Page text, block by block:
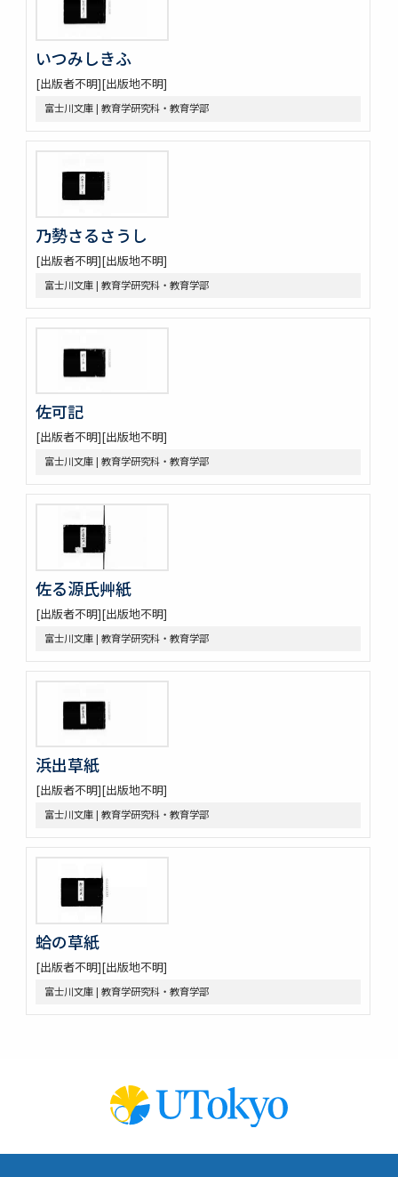
いつみしきふ
[出版者不明][出版地不明]
富士川文庫 | 教育学研究科・教育学部
乃勢さるさうし
[出版者不明][出版地不明]
富士川文庫 | 教育学研究科・教育学部
佐可記
[出版者不明][出版地不明]
富士川文庫 | 教育学研究科・教育学部
佐る源氏艸紙
[出版者不明][出版地不明]
富士川文庫 | 教育学研究科・教育学部
浜出草紙
[出版者不明][出版地不明]
富士川文庫 | 教育学研究科・教育学部
蛤の草紙
[出版者不明][出版地不明]
富士川文庫 | 教育学研究科・教育学部